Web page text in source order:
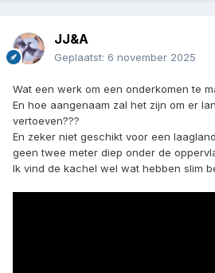
JJ&A
Geplaatst: 6 november 2025
Wat een werk om een onderkomen te
En hoe aangenaam zal het zijn om er
vertoeven???
En zeker niet geschikt voor een
geen twee meter diep onder de
Ik vind de kachel wel wat hebben slim